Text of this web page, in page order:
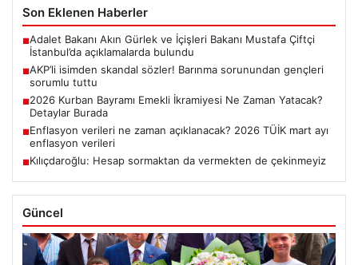
Son Eklenen Haberler
■Adalet Bakanı Akın Gürlek ve İçişleri Bakanı Mustafa Çiftçi
İstanbul’da açıklamalarda bulundu
■AKP’li isimden skandal sözler! Barınma sorunundan gençleri
sorumlu tuttu
■2026 Kurban Bayramı Emekli İkramiyesi Ne Zaman Yatacak?
Detaylar Burada
■Enflasyon verileri ne zaman açıklanacak? 2026 TÜİK mart ayı
enflasyon verileri
■Kılıçdaroğlu: Hesap sormaktan da vermekten de çekinmeyiz
Güncel